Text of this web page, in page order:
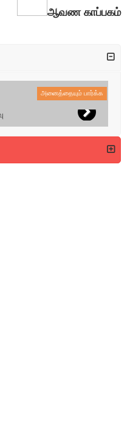
ஆவண காப்பகம்
அனைத்தையும் பார்க்க